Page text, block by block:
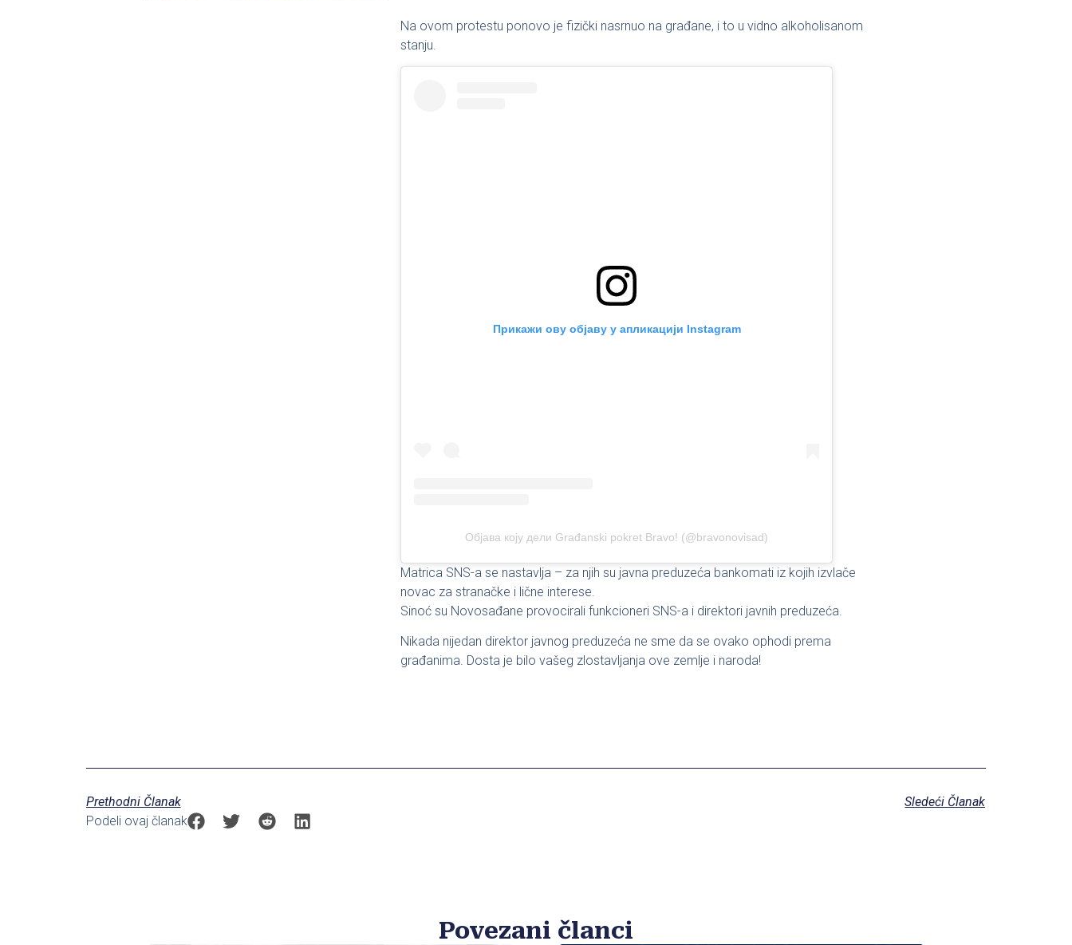
Na ovom protestu ponovo je fizički nasrnuo na građane, i to u vidno alkoholisanom
stanju.
Прикажи ову објаву у апликацији Instagram
Објава коју дели Građanski pokret Bravo! (@bravonovisad)
Matrica SNS-a se nastavlja – za njih su javna preduzeća bankomati iz kojih izvlače
novac za stranačke i lične interese.
Sinoć su Novosađane provocirali funkcioneri SNS-a i direktori javnih preduzeća.
Nikada nijedan direktor javnog preduzeća ne sme da se ovako ophodi prema
građanima. Dosta je bilo vašeg zlostavljanja ove zemlje i naroda!
Prethodni Članak
Sledeći Članak
Podeli ovaj članak
Povezani članci